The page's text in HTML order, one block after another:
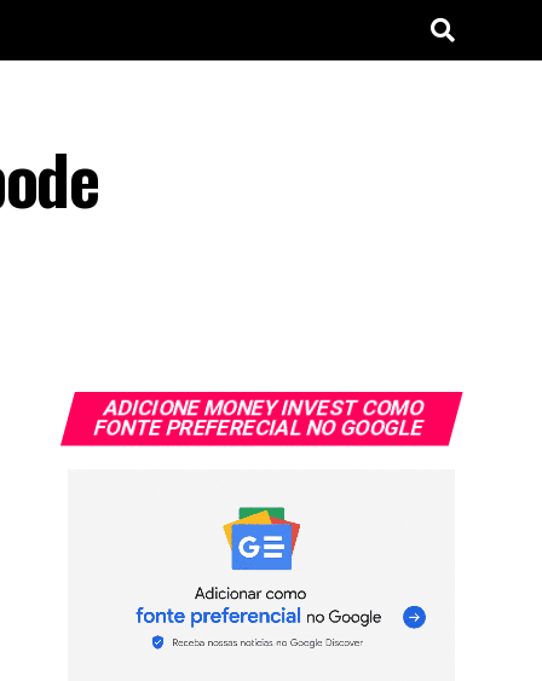
ADICIONE MONEY INVEST COMO
FONTE PREFERECIAL NO GOOGLE